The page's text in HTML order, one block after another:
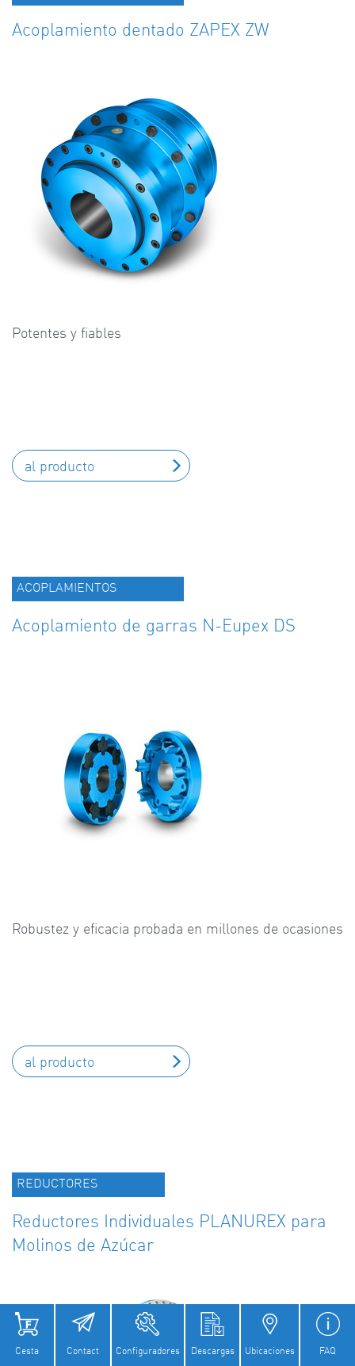
Cesta Contact Configuradores Descargas Ubicaciones FAQ
Acoplamiento dentado ZAPEX ZW
Potentes y fiables
al producto
ACOPLAMIENTOS
Acoplamiento de garras N-Eupex DS
Robustez y eficacia probada en millones de ocasiones
al producto
REDUCTORES
Reductores Individuales PLANUREX para
Molinos de Azúcar